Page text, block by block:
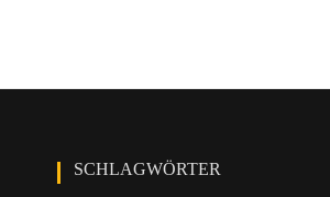
SCHLAGWÖRTER